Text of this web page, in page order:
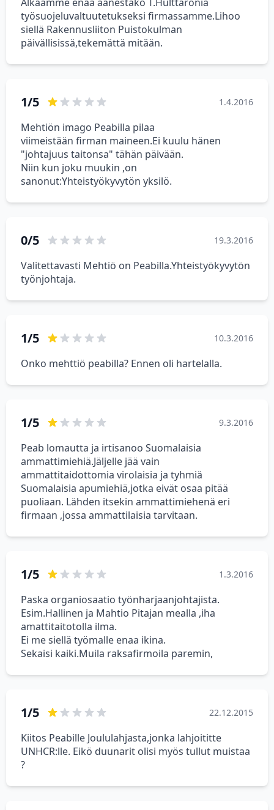
työsuojeluvaltuutetukseksi firmassamme.Lihoo
siellä Rakennusliiton Puistokulman
päivällisissä,tekemättä mitään.
1/5 1.4.2016
Mehtiön imago Peabilla pilaa
viimeistään firman maineen.Ei kuulu hänen
"johtajuus taitonsa" tähän päivään.
Niin kun joku muukin ,on
sanonut:Yhteistyökyvytön yksilö.
0/5 19.3.2016
Valitettavasti Mehtiö on Peabilla.Yhteistyökyvytön
työnjohtaja.
1/5 10.3.2016
Onko mehttiö peabilla? Ennen oli hartelalla.
1/5 9.3.2016
Peab lomautta ja irtisanoo Suomalaisia
ammattimiehiä.Jäljelle jää vain
ammattitaidottomia virolaisia ja tyhmiä
Suomalaisia apumiehiä,jotka eivät osaa pitää
puoliaan. Lähden itsekin ammattimiehenä eri
firmaan ,jossa ammattilaisia tarvitaan.
1/5 1.3.2016
Paska organiosaatio työnharjaanjohtajista.
Esim.Hallinen ja Mahtio Pitajan mealla ,iha
amattitaitotolla ilma.
Ei me siellä työmalle enaa ikina.
Sekaisi kaiki.Muila raksafirmoila paremin,
1/5 22.12.2015
Kiitos Peabille Joululahjasta,jonka lahjoititte
UNHCR:lle. Eikö duunarit olisi myös tullut muistaa
?